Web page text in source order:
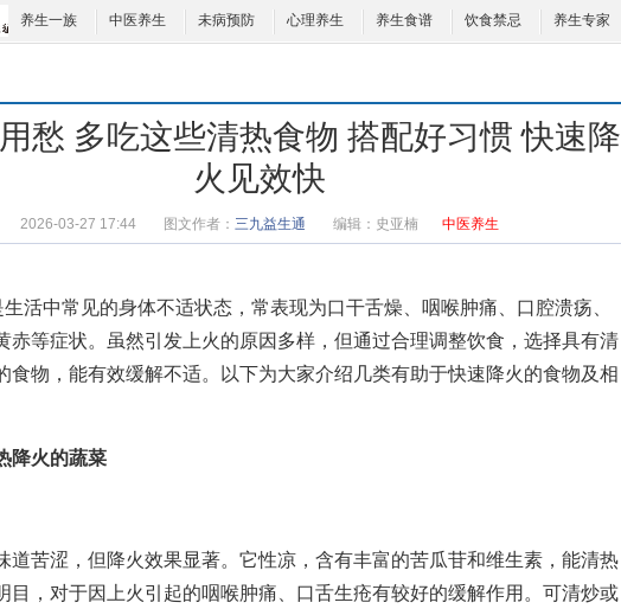
养生一族 中医养生 未病预防 心理养生 养生食谱 饮食禁忌 养生专家
用愁 多吃这些清热食物 搭配好习惯 快速降
火见效快
2026-03-27 17:44 图文作者： 三九益生通 编辑： 史亚楠 中医养生
生活中常见的身体不适状态，常表现为口干舌燥、咽喉肿痛、口腔溃疡、
赤等症状。虽然引发上火的原因多样，但通过合理调整饮食，选择具有清
食物，能有效缓解不适。以下为大家介绍几类有助于快速降火的食物及相
降火的蔬菜
苦涩，但降火效果显著。它性凉，含有丰富的苦瓜苷和维生素，能清热
目，对于因上火引起的咽喉肿痛、口舌生疮有较好的缓解作用。可清炒或